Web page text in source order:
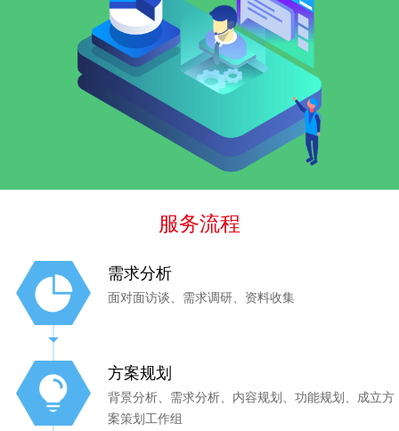
服务流程
需求分析
面对面访谈、需求调研、资料收集
方案规划
背景分析、需求分析、内容规划、功能规划、成立方
案策划工作组